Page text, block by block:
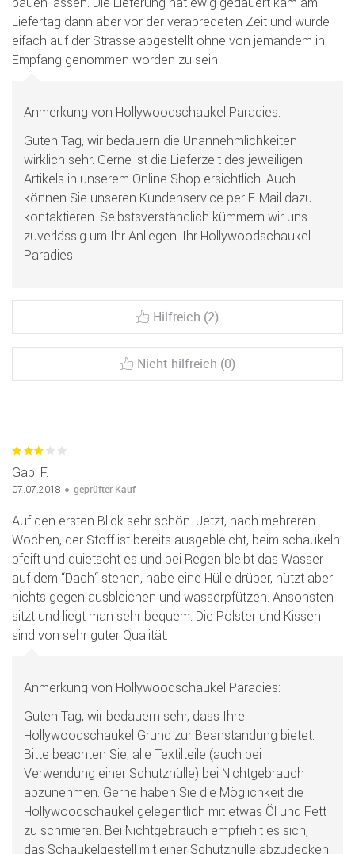
Liefertag dann aber vor der verabredeten Zeit und wurde
eifach auf der Strasse abgestellt ohne von jemandem in
Empfang genommen worden zu sein.
Anmerkung von Hollywoodschaukel Paradies:
Guten Tag, wir bedauern die Unannehmlichkeiten
wirklich sehr. Gerne ist die Lieferzeit des jeweiligen
Artikels in unserem Online Shop ersichtlich. Auch
können Sie unseren Kundenservice per E-Mail dazu
kontaktieren. Selbstsverständlich kümmern wir uns
zuverlässig um Ihr Anliegen. Ihr Hollywoodschaukel
Paradies
Hilfreich (2)
Nicht hilfreich (0)
Gabi F.
07.07.2018 geprüfter Kauf
Auf den ersten Blick sehr schön. Jetzt, nach mehreren
Wochen, der Stoff ist bereits ausgebleicht, beim schaukeln
pfeift und quietscht es und bei Regen bleibt das Wasser
auf dem “Dach“ stehen, habe eine Hülle drüber, nützt aber
nichts gegen ausbleichen und wasserpfützen. Ansonsten
sitzt und liegt man sehr bequem. Die Polster und Kissen
sind von sehr guter Qualität.
Anmerkung von Hollywoodschaukel Paradies:
Guten Tag, wir bedauern sehr, dass Ihre
Hollywoodschaukel Grund zur Beanstandung bietet.
Bitte beachten Sie, alle Textilteile (auch bei
Verwendung einer Schutzhülle) bei Nichtgebrauch
abzunehmen. Gerne haben Sie die Möglichkeit die
Hollywoodschaukel gelegentlich mit etwas Öl und Fett
zu schmieren. Bei Nichtgebrauch empfiehlt es sich,
das Schaukelgestell mit einer Schutzhülle abzudecken